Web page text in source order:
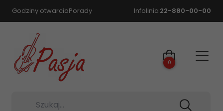
Godziny otwarciaPorady Infolinia 22-880-00-00
Szukaj...
0